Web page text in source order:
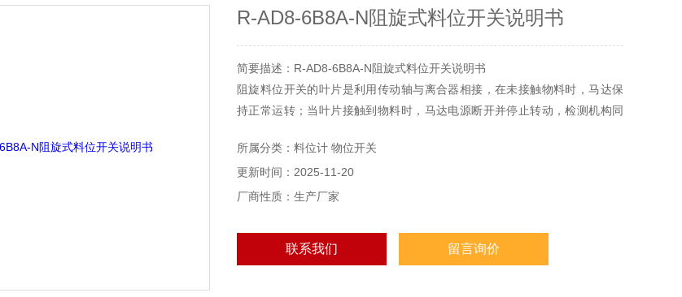
R-AD8-6B8A-N阻旋式料位开关说明书
简要描述：R-AD8-6B8A-N阻旋式料位开关说明书
阻旋料位开关的叶片是利用传动轴与离合器相接，在未接触物料时，马达保
持正常运转；当叶片接触到物料时，马达电源断开并停止转动，检测机构同
所属分类：料位计 物位开关
更新时间：2025-11-20
厂商性质：生产厂家
联系我们 留言询价